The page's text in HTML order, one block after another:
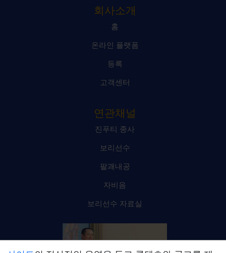
회사소개
홈
온라인 플랫폼
등록
고객센터
연관채널
진푸티 종사
보리선수
팔괘내공
자비음
보리선수 자료실